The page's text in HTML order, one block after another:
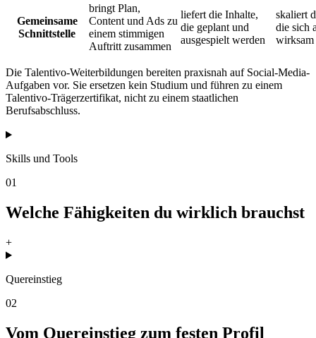
Gemeinsame
Schnittstelle
bringt Plan,
Content und Ads zu
einem stimmigen
Auftritt zusammen
liefert die Inhalte,
die geplant und
ausgespielt werden
skaliert
die sich
wirksam
Die Talentivo-Weiterbildungen bereiten praxisnah auf Social-Media-
Aufgaben vor. Sie ersetzen kein Studium und führen zu einem
Talentivo-Trägerzertifikat, nicht zu einem staatlichen
Berufsabschluss.
Skills und Tools
01
Welche Fähigkeiten du wirklich brauchst
+
Quereinstieg
02
Vom Quereinstieg zum festen Profil